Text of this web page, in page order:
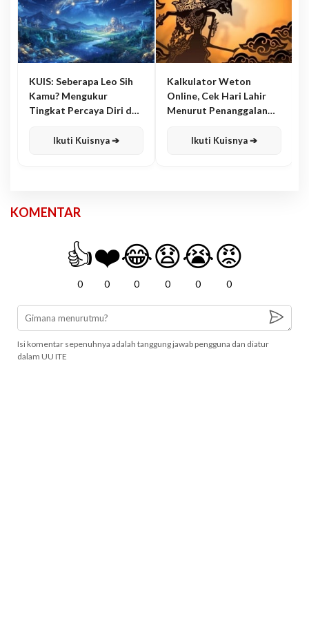
KUIS: Seberapa Leo Sih
Kamu? Mengukur
Tingkat Percaya Diri dan
Ikuti Kuisnya ➔
Kalkulator Weton
Online, Cek Hari Lahir
Menurut Penanggalan
Ikuti Kuisnya ➔
KOMENTAR
👍
0
❤️
0
😂
0
😧
0
😭
0
😡
0
Isi komentar sepenuhnya adalah tanggung jawab pengguna dan diatur
dalam UU ITE